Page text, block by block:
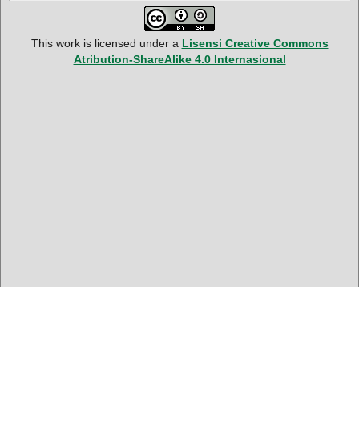
This work is licensed under a Lisensi Creative Commons
Atribution-ShareAlike 4.0 Internasional